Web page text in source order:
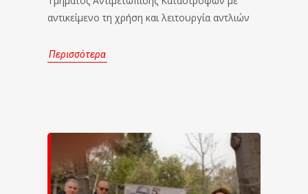
αντικείμενο τη χρήση και λειτουργία αντλιών
Περισσότερα